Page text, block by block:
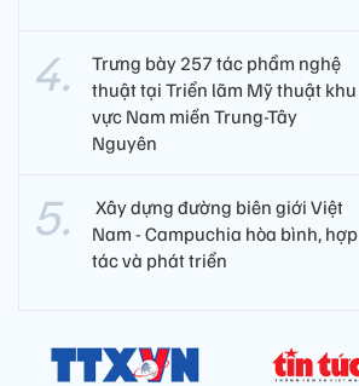
Trưng bày 257 tác phẩm nghệ
thuật tại Triển lãm Mỹ thuật khu
vực Nam miền Trung-Tây
Nguyên
​ Xây dựng đường biên giới Việt
Nam - Campuchia hòa bình, hợp
tác và phát triển